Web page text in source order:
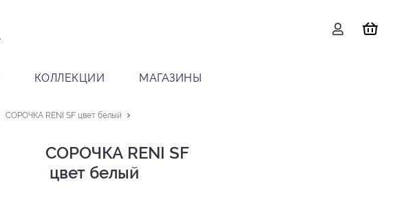
КОЛЛЕКЦИИ МАГАЗИНЫ
СОРОЧКА RENI SF цвет белый
СОРОЧКА RENI SF
цвет белый